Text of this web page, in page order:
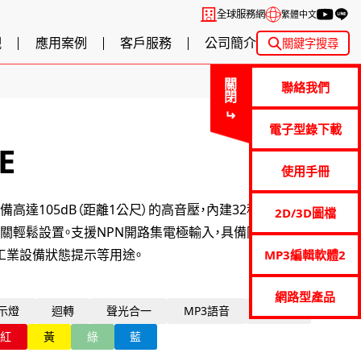
全球服務網 繁體中文
應用案例 客戶服務 公司簡介 關鍵字搜尋
關閉 聯絡我們
電子型錄下載
使用手冊
2D/3D圖檔
MP3編輯軟體2
網路型產品
達105dB（距離1公尺）的高音壓，內建32種電子音，可
鬆設置。支援NPN開路集電極輸入，具備防滴設計，適
設備狀態提示等用途。
燈 迴轉 聲光合一 MP3語音
紅 黃 綠 藍